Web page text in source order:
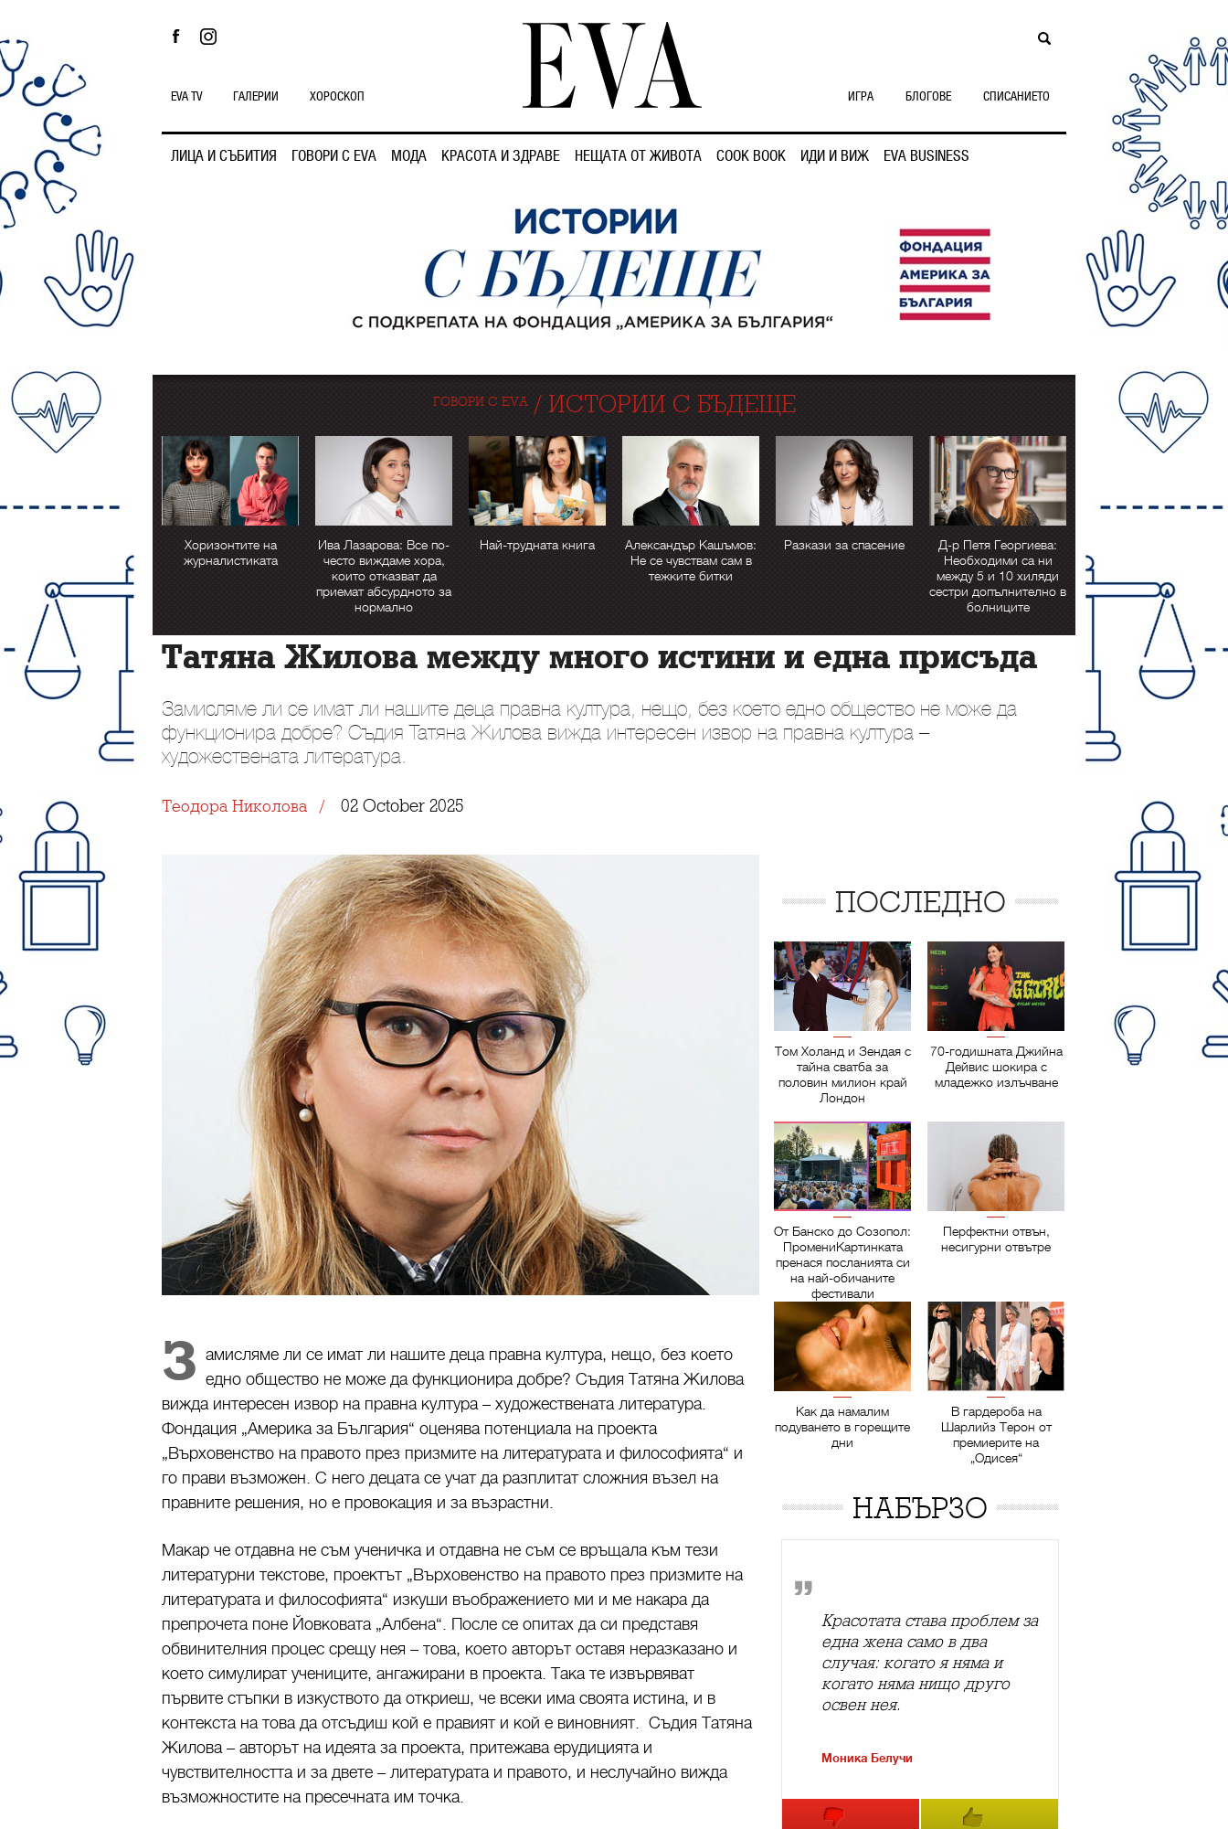
ЛИЦА И СЪБИТИЯ ГОВОРИ С EVA МОДА КРАСОТА И ЗДРАВЕ НЕЩАТА ОТ ЖИВОТА COOK BOOK ИДИ И ВИЖ EVA BUSINESS
EVA TV ГАЛЕРИИ ХОРОСКОП ИГРА БЛОГОВЕ СПИСАНИЕТО
ГОВОРИ С EVA/ ИСТОРИИ С БЪДЕЩЕ
Хоризонтите на
журналистиката
Ива Лазарова: Все по-
често виждаме хора,
които отказват да
приемат абсурдното за
нормално
Най-трудната книга
Александър Кашъмов:
Не се чувствам сам в
тежките битки
Разкази за спасение
Д-р Петя Георгиева:
Необходими са ни
между 5 и 10 хиляди
сестри допълнително в
болниците
Татяна Жилова между много истини и една присъда
Замисляме ли се имат ли нашите деца правна култура, нещо, без което едно общество не може да
функционира добре? Съдия Татяна Жилова вижда интересен извор на правна култура –
художествената литература.
Теодора Николова 02 October 2025
З амисляме ли се имат ли нашите деца правна култура, нещо, без което
едно общество не може да функционира добре? Съдия Татяна Жилова
вижда интересен извор на правна култура – художествената литература.
Фондация „Америка за България“ оценява потенциала на проекта
„Върховенство на правото през призмите на литературата и философията“ и
го прави възможен. С него децата се учат да разплитат сложния възел на
правните решения, но е провокация и за възрастни.
Макар че отдавна не съм ученичка и отдавна не съм се връщала към тези
литературни текстове, проектът „Върховенство на правото през призмите на
литературата и философията“ изкуши въображението ми и ме накара да
препрочета поне Йовковата „Албена“. После се опитах да си представя
обвинителния процес срещу нея – това, което авторът оставя неразказано и
което симулират учениците, ангажирани в проекта. Така те извървяват
първите стъпки в изкуството да откриеш, че всеки има своята истина, и в
контекста на това да отсъдиш кой е правият и кой е виновният. Съдия Татяна
Жилова – авторът на идеята за проекта, притежава ерудицията и
чувствителността и за двете – литературата и правото, и неслучайно вижда
възможностите на пресечната им точка.
ПОСЛЕДНО
Том Холанд и Зендая с
тайна сватба за
половин милион край
Лондон
70-годишната Джийна
Дейвис шокира с
младежко излъчване
От Банско до Созопол:
ПромениКартинката
пренася посланията си
на най-обичаните
фестивали
Перфектни отвън,
несигурни отвътре
Как да намалим
подуването в горещите
дни
В гардероба на
Шарлийз Терон от
премиерите на
„Одисея“
НАБЪРЗО
Красотата става проблем за
една жена само в два
случая: когато я няма и
когато няма нищо друго
освен нея.
Моника Белучи